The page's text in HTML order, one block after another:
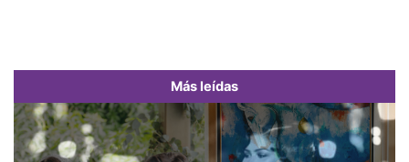
Más leídas